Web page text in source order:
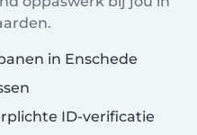
in Enschede
ID-verificatie